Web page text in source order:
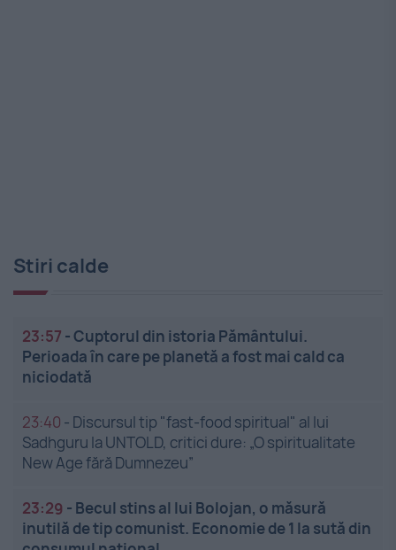
Stiri calde
23:57 -Cuptorul din istoria Pământului.
Perioada în care pe planetă a fost mai cald ca
niciodată
23:40 - Discursul tip "fast-food spiritual" al lui
Sadhguru la UNTOLD, critici dure: „O spiritualitate
New Age fără Dumnezeu”
23:29 - Becul stins al lui Bolojan, o măsură
inutilă de tip comunist. Economie de 1 la sută din